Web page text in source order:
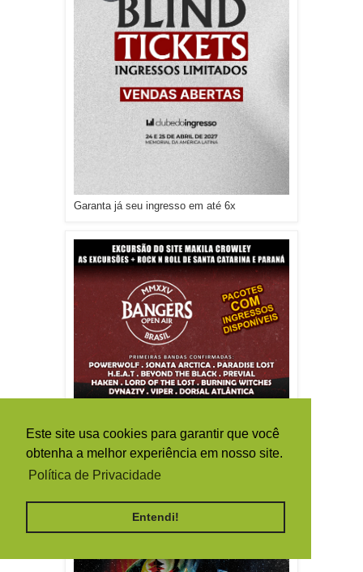
Este site usa cookies para garantir que você
obtenha a melhor experiência em nosso site.
Política de Privacidade
Entendi!
Garanta já seu ingresso em até 6x